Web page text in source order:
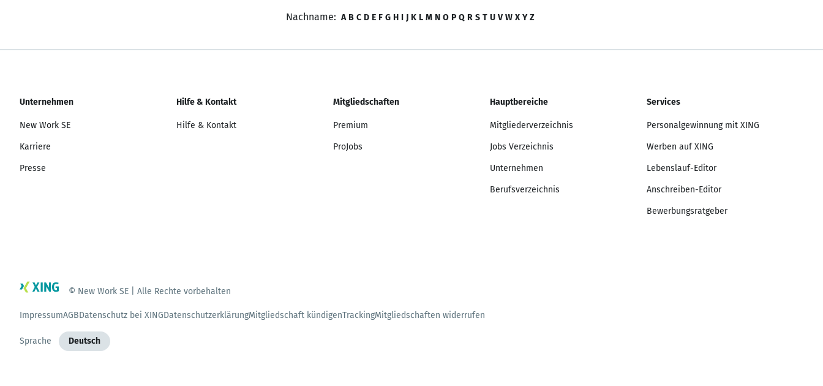
Nachname: A B C D E F G H I J K L M N O P Q R S T U V W X Y Z
Unternehmen
New Work SE
Karriere
Presse
Hilfe & Kontakt
Hilfe & Kontakt
Mitgliedschaften
Premium
ProJobs
Hauptbereiche
Mitgliederverzeichnis
Jobs Verzeichnis
Unternehmen
Berufsverzeichnis
Services
Personalgewinnung mit XING
Werben auf XING
Lebenslauf-Editor
Anschreiben-Editor
Bewerbungsratgeber
© New Work SE | Alle Rechte vorbehalten
ImpressumAGBDatenschutz bei XINGDatenschutzerklärungMitgliedschaft kündigenTrackingMitgliedschaften widerrufen
Sprache Deutsch